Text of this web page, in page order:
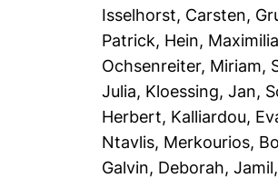
Isselhorst, Carsten,
Patrick, Hein,
Ochsenreiter, Miriam,
Julia, Kloessing, Jan,
Herbert, Kalliardou,
Ntavlis, Merkourios,
Galvin, Deborah,